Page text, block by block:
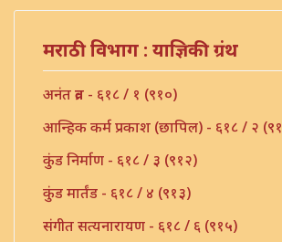
मराठी विभाग : याज्ञिकी ग्रंथ
अनंत व्रत - ६१८ / १ (९१०)
आन्हिक कर्म प्रकाश (छापिल) - ६१८ / २
कुंड निर्माण - ६१८ / ३ (९१२)
कुंड मार्तंड - ६१८ / ४ (९१३)
संगीत सत्यनारायण - ६१८ / ६ (९१५)